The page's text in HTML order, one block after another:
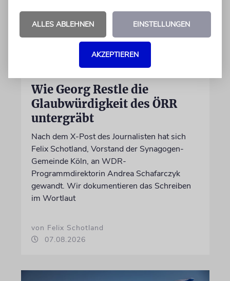
Wie Georg Restle die
Glaubwürdigkeit des ÖRR
untergräbt
Nach dem X-Post des Journalisten hat sich
Felix Schotland, Vorstand der Synagogen-
Gemeinde Köln, an WDR-
Programmdirektorin Andrea Schafarczyk
gewandt. Wir dokumentieren das Schreiben
im Wortlaut
von Felix Schotland
07.08.2026
ALLES ABLEHNEN EINSTELLUNGEN
AKZEPTIEREN